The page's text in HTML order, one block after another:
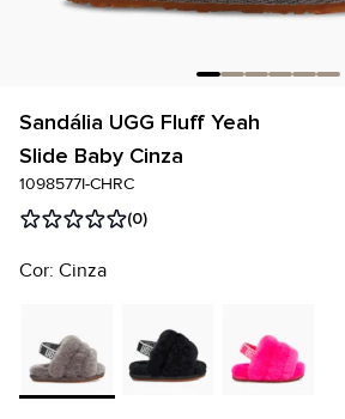
Sandália UGG Fluff Yeah
Slide Baby Cinza
1098577I-CHRC
(0)
Cor: Cinza